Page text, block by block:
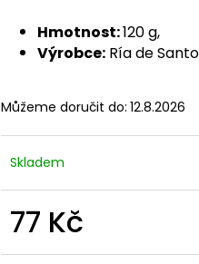
Hmotnost:120 g,
Výrobce: Ría de
Můžeme doručit do: 12.8.2026
Skladem
77 Kč